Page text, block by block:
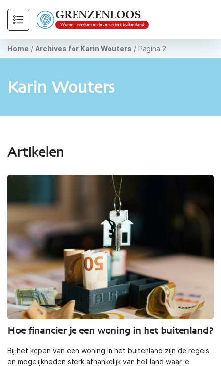
GRENZENLOOS
Wonen, werken en leven in het buitenland
Home / Archives for Karin Wouters / Pagina 2
Karin Wouters
Artikelen
Hoe financier je een woning in het buitenland?
Bij het kopen van een woning in het buitenland zijn de regels
en mogelijkheden sterk afhankelijk van het land waar je